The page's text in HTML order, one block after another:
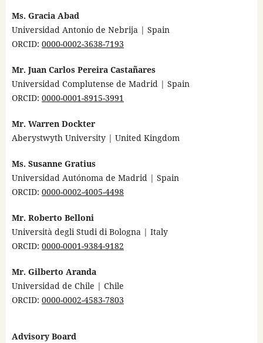
Ms. Gracia Abad
Universidad Antonio de Nebrija | Spain
ORCID: 0000-0002-3638-7193
Mr. Juan Carlos Pereira Castañares
Universidad Complutense de Madrid | Spain
ORCID: 0000-0001-8915-3991
Mr. Warren Dockter
Aberystwyth University | United Kingdom
Ms. Susanne Gratius
Universidad Autónoma de Madrid | Spain
ORCID: 0000-0002-4005-4498
Mr. Roberto Belloni
Università degli Studi di Bologna | Italy
ORCID: 0000-0001-9384-9182
Mr. Gilberto Aranda
Universidad de Chile | Chile
ORCID: 0000-0002-4583-7803
Advisory Board